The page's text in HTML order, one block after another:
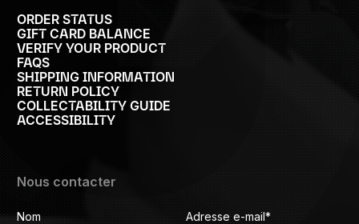
ORDER STATUS
GIFT CARD BALANCE
VERIFY YOUR PRODUCT
FAQS
SHIPPING INFORMATION
RETURN POLICY
COLLECTABILITY GUIDE
ACCESSIBILITY
Nous contacter
Nom Adresse e-mail*